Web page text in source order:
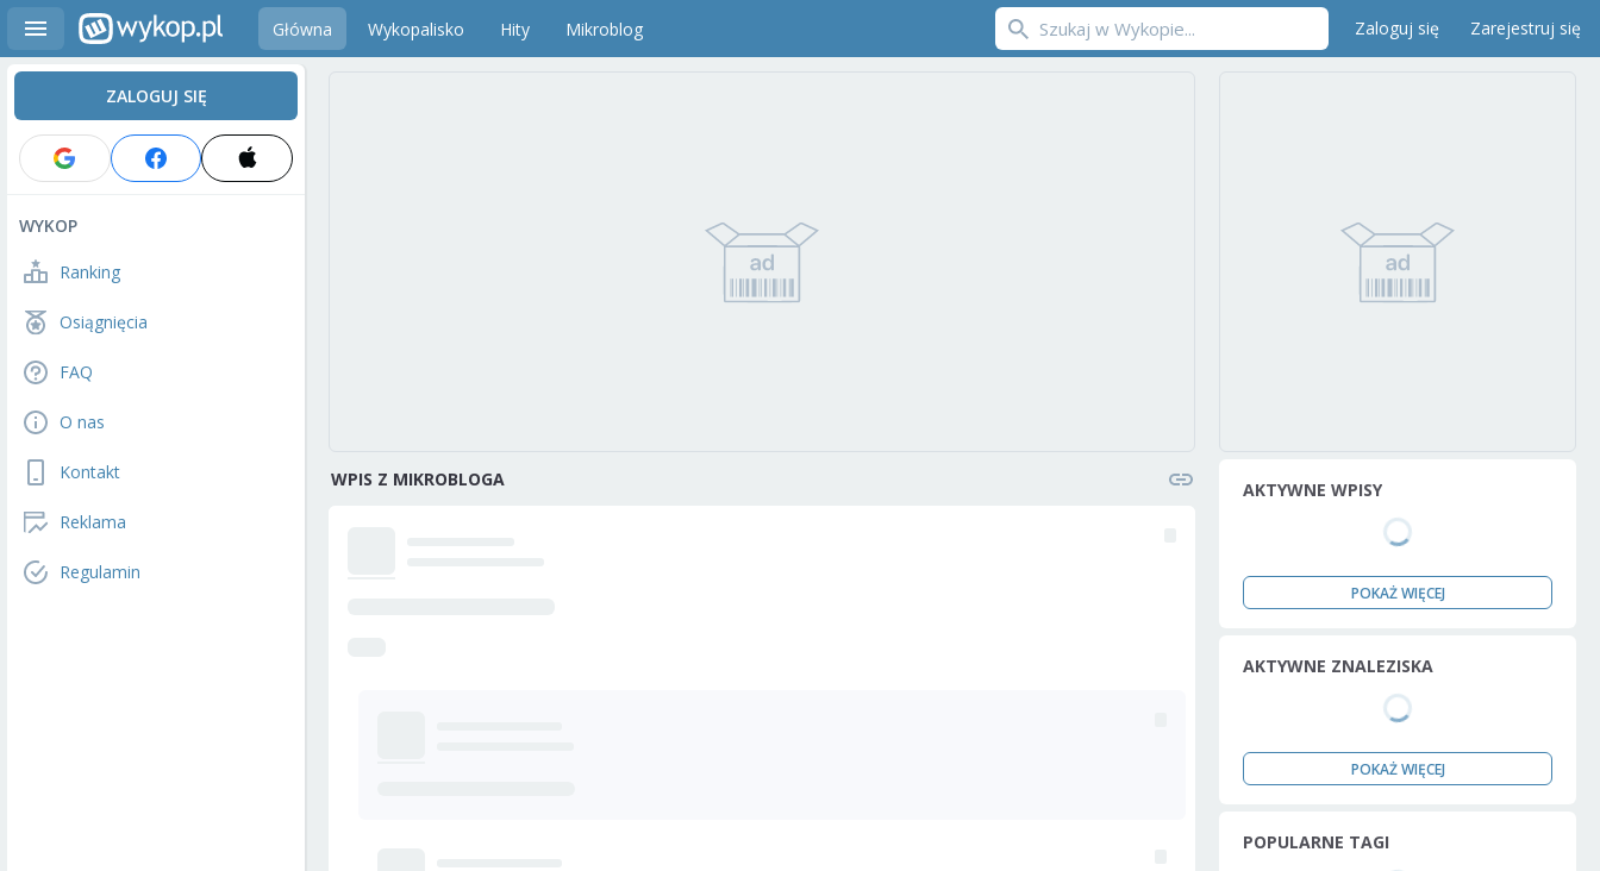
Główna Wykopalisko Hity Mikroblog Zaloguj się Zarejestruj się
ZALOGUJ SIĘ
WYKOP
Ranking
Osiągnięcia
FAQ
O nas
Kontakt
Reklama
Regulamin
WPIS Z MIKROBLOGA AKTYWNE WPISY
POKAŻ WIĘCEJ
AKTYWNE ZNALEZISKA
POKAŻ WIĘCEJ
POPULARNE TAGI